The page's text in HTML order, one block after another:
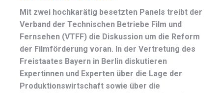
Mit zwei hochkarätig besetzten Panels treibt der
Verband der Technischen Betriebe Film und
Fernsehen (VTFF) die Diskussion um die Reform
der Filmförderung voran. In der Vertretung des
Freistaates Bayern in Berlin diskutieren
Expertinnen und Experten über die Lage der
Produktionswirtschaft sowie über die